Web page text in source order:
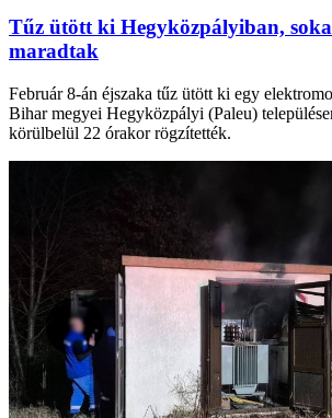
Tűz ütött ki Hegyközpályiban,
maradtak
Február 8-án éjszaka tűz ütött ki egy
Bihar megyei Hegyközpályi (Paleu)
körülbelül 22 órakor rögzítették.